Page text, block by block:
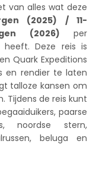
van alles wat deze
(2025) / 11-
(2026) per
Deze reis is
Quark Expeditions
en rendier te laten
talloze kansen om
de reis kunt
paarse
noordse stern,
beluga en